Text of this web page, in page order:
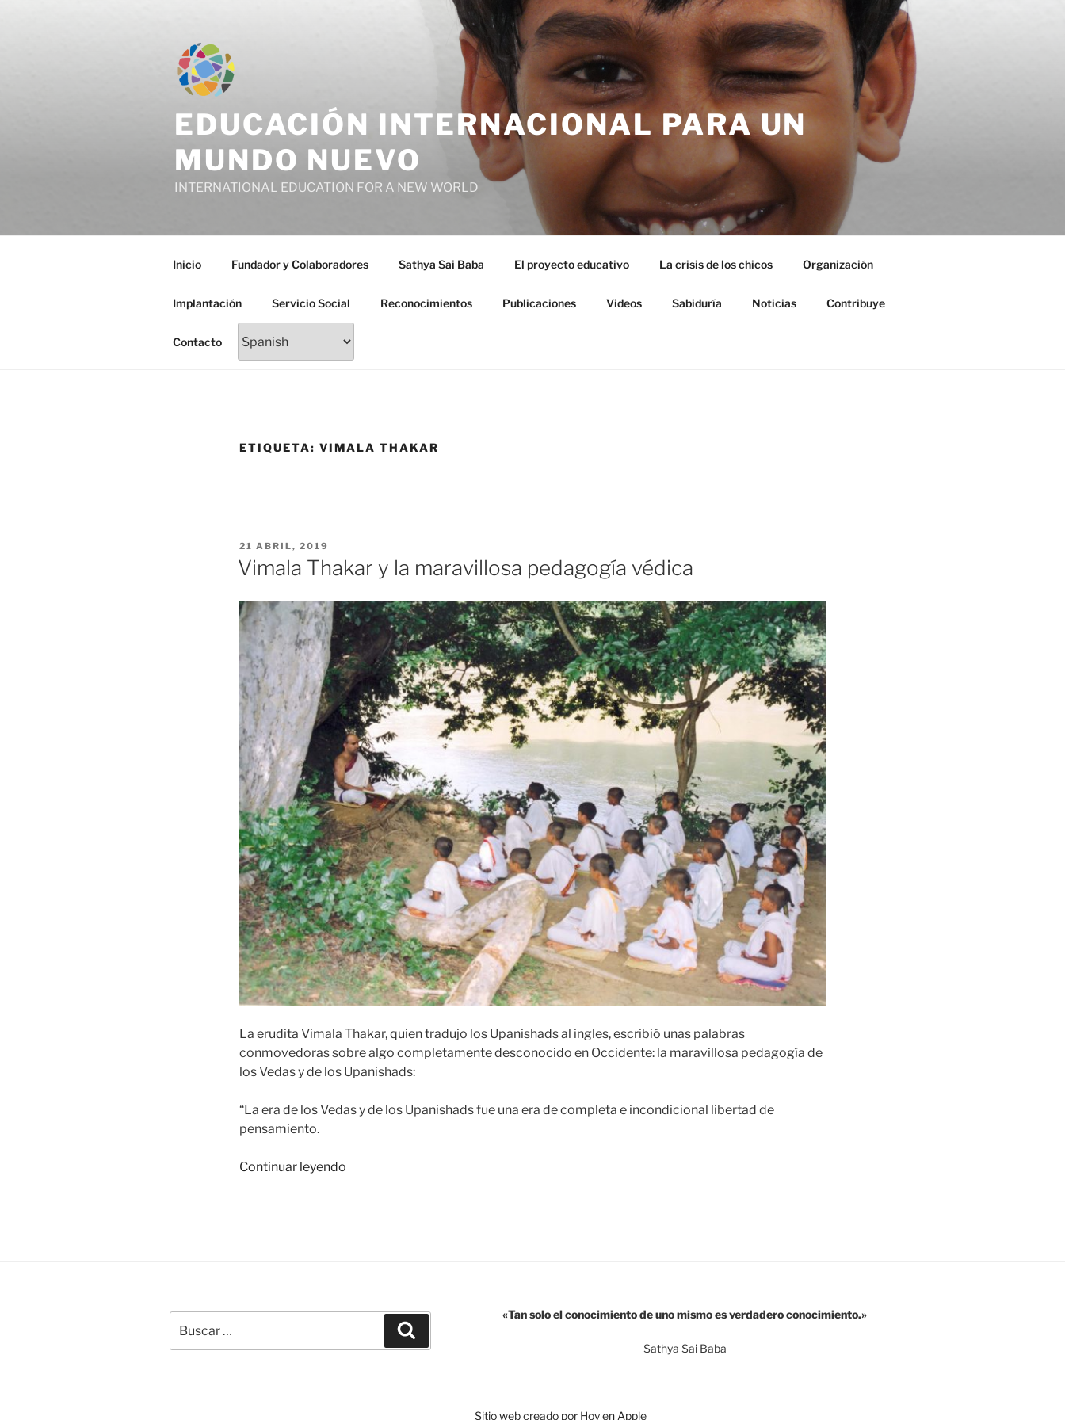
EDUCACIÓN INTERNACIONAL PARA UN
MUNDO NUEVO
INTERNATIONAL EDUCATION FOR A NEW WORLD
Inicio Fundador y Colaboradores Sathya Sai Baba El proyecto educativo La crisis de los chicos Organización
Implantación Servicio Social Reconocimientos Publicaciones Videos Sabiduría Noticias Contribuye
Contacto
ETIQUETA: VIMALA THAKAR
PUBLICADO
EL
21 ABRIL, 2019
Vimala Thakar y la maravillosa pedagogía védica
La erudita Vimala Thakar, quien tradujo los Upanishads al ingles, escribió unas palabras
conmovedoras sobre algo completamente desconocido en Occidente: la maravillosa pedagogía de
los Vedas y de los Upanishads:
“La era de los Vedas y de los Upanishads fue una era de completa e incondicional libertad de
pensamiento.
Continuar leyendo
por:
«Tan solo el conocimiento de uno mismo es verdadero conocimiento.»
Sathya Sai Baba
Sitio web creado por Hoy en Apple